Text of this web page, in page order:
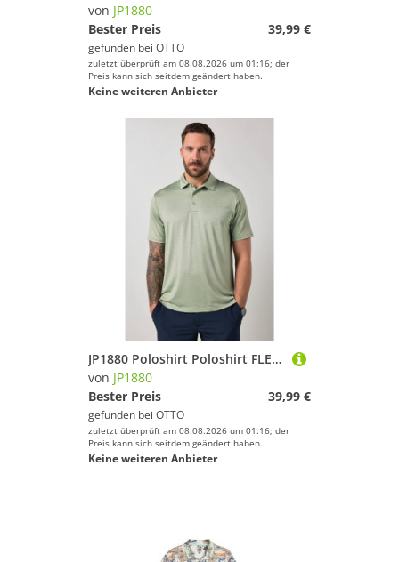
Geschlecht
von JP1880
Bester Preis
39,99 €
gefunden bei OTTO
zuletzt überprüft am 08.08.2026 um 01:16; der
Preis kann sich seitdem geändert haben.
Keine weiteren Anbieter
JP1880 Poloshirt Poloshirt FLEXNAMIC® Golf Piqué Alloverdruck
von JP1880
Bester Preis
39,99 €
gefunden bei OTTO
zuletzt überprüft am 08.08.2026 um 01:16; der
Preis kann sich seitdem geändert haben.
Keine weiteren Anbieter